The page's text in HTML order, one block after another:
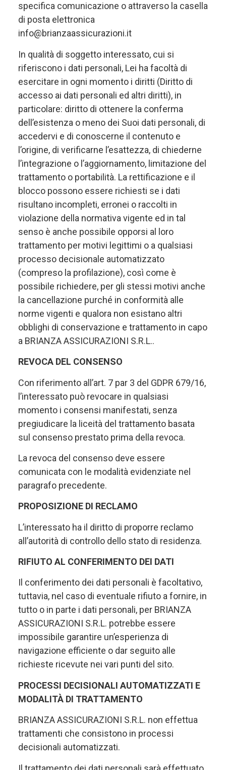
specifica comunicazione o attraverso la casella
di posta elettronica
info@brianzaassicurazioni.it
In qualità di soggetto interessato, cui si
riferiscono i dati personali, Lei ha facoltà di
esercitare in ogni momento i diritti (Diritto di
accesso ai dati personali ed altri diritti), in
particolare: diritto di ottenere la conferma
dell’esistenza o meno dei Suoi dati personali, di
accedervi e di conoscerne il contenuto e
l’origine, di verificarne l’esattezza, di chiederne
l’integrazione o l’aggiornamento, limitazione del
trattamento o portabilità. La rettificazione e il
blocco possono essere richiesti se i dati
risultano incompleti, erronei o raccolti in
violazione della normativa vigente ed in tal
senso è anche possibile opporsi al loro
trattamento per motivi legittimi o a qualsiasi
processo decisionale automatizzato
(compreso la profilazione), così come è
possibile richiedere, per gli stessi motivi anche
la cancellazione purché in conformità alle
norme vigenti e qualora non esistano altri
obblighi di conservazione e trattamento in capo
a BRIANZA ASSICURAZIONI S.R.L..
REVOCA DEL CONSENSO
Con riferimento all’art. 7 par 3 del GDPR 679/16,
l’interessato può revocare in qualsiasi
momento i consensi manifestati, senza
pregiudicare la liceità del trattamento basata
sul consenso prestato prima della revoca.
La revoca del consenso deve essere
comunicata con le modalità evidenziate nel
paragrafo precedente.
PROPOSIZIONE DI RECLAMO
L’interessato ha il diritto di proporre reclamo
all’autorità di controllo dello stato di residenza.
RIFIUTO AL CONFERIMENTO DEI DATI
Il conferimento dei dati personali è facoltativo,
tuttavia, nel caso di eventuale rifiuto a fornire, in
tutto o in parte i dati personali, per BRIANZA
ASSICURAZIONI S.R.L. potrebbe essere
impossibile garantire un’esperienza di
navigazione efficiente o dar seguito alle
richieste ricevute nei vari punti del sito.
PROCESSI DECISIONALI AUTOMATIZZATI E
MODALITÀ DI TRATTAMENTO
BRIANZA ASSICURAZIONI S.R.L. non effettua
trattamenti che consistono in processi
decisionali automatizzati.